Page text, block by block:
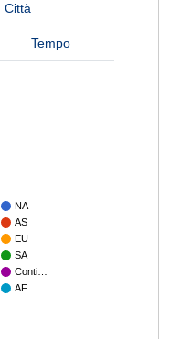
Città
Tempo
NA
AS
EU
SA
Conti…
AF